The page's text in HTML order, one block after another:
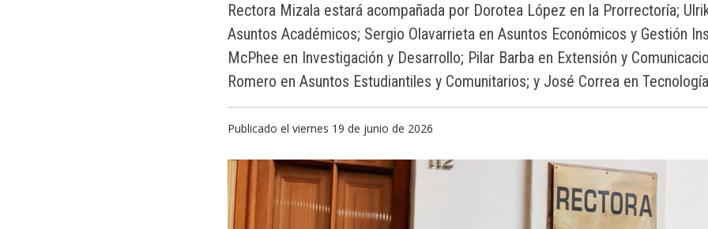
Rectora Mizala estará acompañada por Dorotea López en la Prorrectoría;
Asuntos Académicos; Sergio Olavarrieta en Asuntos Económicos y Gestión
McPhee en Investigación y Desarrollo; Pilar Barba en Extensión y
Romero en Asuntos Estudiantiles y Comunitarios; y José Correa en
Publicado el viernes 19 de junio de 2026